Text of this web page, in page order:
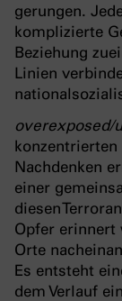
gerungen.
komplizierte
Beziehung
Linien
overexposed/
konzentrierten
Nachdenken
einer
diesen
Opfer erinnert
Orte
Es entsteht
dem Verlauf